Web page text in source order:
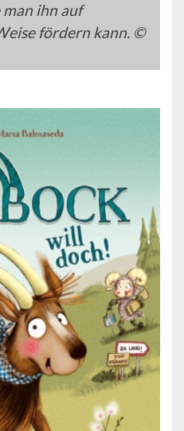
ihn auf
fördern kann. ©